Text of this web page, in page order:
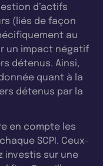
d’actifs
(liés de façon
au
un impact négatif
détenus. Ainsi,
quant à la
détenus par la
en compte les
SCPI. Ceux-
investis sur une